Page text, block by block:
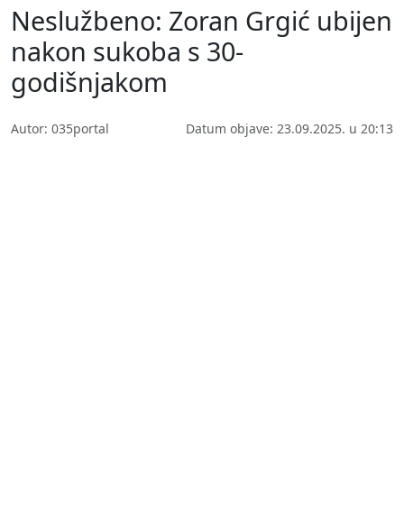
Neslužbeno: Zoran Grgić ubijen
nakon sukoba s 30-
godišnjakom
Autor: 035portal Datum objave: 23.09.2025. u 20:13